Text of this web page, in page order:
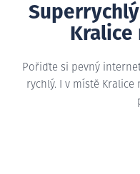
Kralice
Pořiďte si pevný
rychlý. I v místě